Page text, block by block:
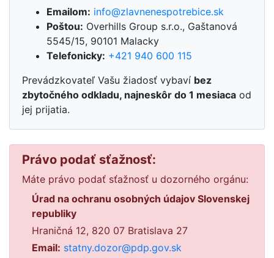
Emailom: info@zlavnenespotrebice.sk
Poštou: Overhills Group s.r.o., Gaštanová
5545/15, 90101 Malacky
Telefonicky: +421 940 600 115
Prevádzkovateľ Vašu žiadosť vybaví bez
zbytočného odkladu, najneskôr do 1 mesiaca od
jej prijatia.
Právo podať sťažnosť:
Máte právo podať sťažnosť u dozorného orgánu:
Úrad na ochranu osobných údajov Slovenskej
republiky
Hraničná 12, 820 07 Bratislava 27
Email: statny.dozor@pdp.gov.sk